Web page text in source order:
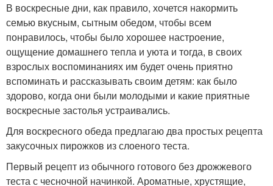
В воскресные дни, как правило, хочется накормить
семью вкусным, сытным обедом, чтобы всем
понравилось, чтобы было хорошее настроение,
ощущение домашнего тепла и уюта и тогда, в своих
взрослых воспоминаниях им будет очень приятно
вспоминать и рассказывать своим детям: как было
здорово, когда они были молодыми и какие приятные
воскресные застолья устраивались.
Для воскресного обеда предлагаю два простых рецепта
закусочных пирожков из слоеного теста.
Первый рецепт из обычного готового без дрожжевого
теста с чесночной начинкой. Ароматные, хрустящие,